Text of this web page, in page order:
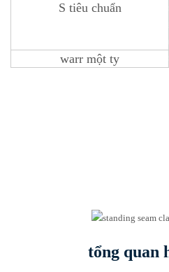
S tiêu chuẩn
warr một ty
tổng quan